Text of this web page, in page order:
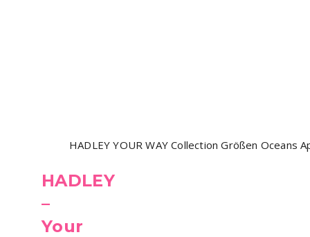
HADLEY YOUR WAY Collection Größen
HADLEY
–
Your